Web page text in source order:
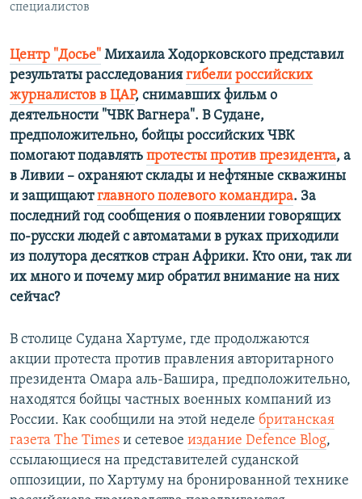
специалистов
Центр "Досье" Михаила Ходорковского представил
результаты расследования гибели российских
журналистов в ЦАР, снимавших фильм о
деятельности "ЧВК Вагнера". В Судане,
предположительно, бойцы российских ЧВК
помогают подавлять протесты против президента, а
в Ливии – охраняют склады и нефтяные скважины
и защищаютглавного полевого командира. За
последний год сообщения о появлении говорящих
по-русски людей с автоматами в руках приходили
из полутора десятков стран Африки. Кто они, так ли
их много и почему мир обратил внимание на них
сейчас?
В столице Судана Хартуме, где продолжаются
акции протеста против правления авторитарного
президента Омара аль-Башира, предположительно,
находятся бойцы частных военных компаний из
России. Как сообщили на этой неделе британская
газета The Times и сетевое издание Defence Blog,
ссылающиеся на представителей суданской
оппозиции, по Хартуму на бронированной технике